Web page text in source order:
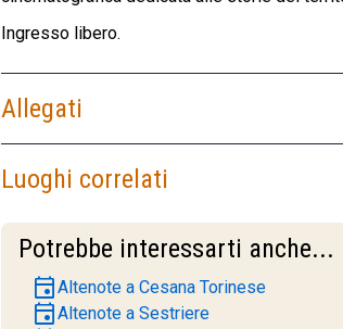
Ingresso libero.
Allegati
Luoghi correlati
Potrebbe interessarti anche...
eventAltenote a Cesana Torinese
eventAltenote a Sestriere